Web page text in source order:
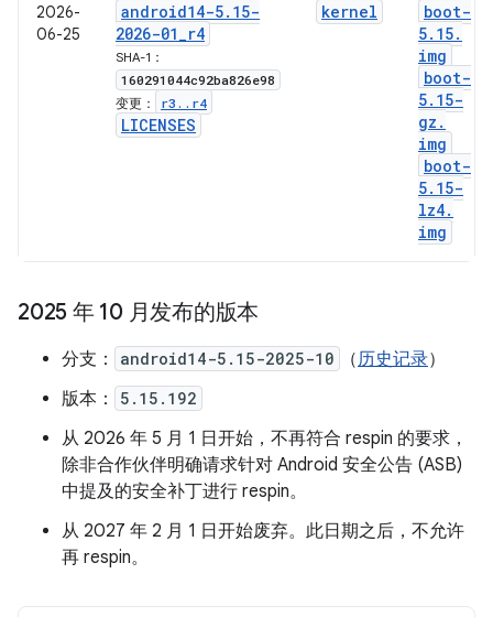
2026-
06-25
android14-5. 15-
2026-01_r4
SHA-1：
160291044c92ba826e98
变更： r3 . . r4
LICENSES
kernel
boot-
5. 15.
img
boot-
5. 15-
gz .
img
boot-
5. 15-
lz4.
img
2025 年 10 月发布的版本
分支： android14-5.15-2025-10 （历史记录）
版本：
5.15.192
从 2026 年 5 月 1 日开始，不再符合 respin 的要求，
除非合作伙伴明确请求针对 Android 安全公告 (ASB)
中提及的安全补丁进行 respin。
从 2027 年 2 月 1 日开始废弃。此日期之后，不允许
再 respin。